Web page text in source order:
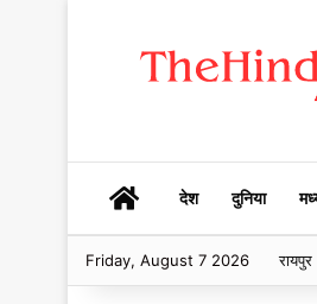
HOMEदेश दुनिया
Friday, August 7 2026 रायपुर